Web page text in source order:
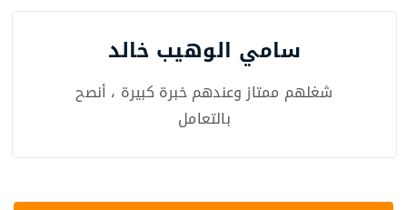
سامي الوهيب خالد
شغلهم ممتاز وعندهم خبرة كبيرة ، أنصح
بالتعامل